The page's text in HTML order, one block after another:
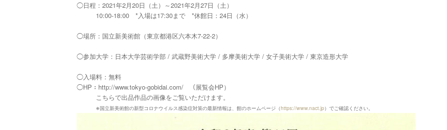
◯日程： 2021年2月20日（土）～2021年2月27日（土）
10:00-18:00 *入場は17:30まで *休館日：24日（水）
◯場所： 国立新美術館（東京都港区六本木7-22-2）
◯参加大学： 日本大学芸術学部 / 武蔵野美術大学 / 多摩美術大学 / 女子美術大学 / 東京造形大学
◯入場料：無料
◯HP： http://www.tokyo-gobidai.com/ （展覧会HP）
こちらで出品作品の画像をご覧いただけます。
※国立新美術館の新型コロナウイルス感染症対策の最新情報は、館のホームページ（https://www.nact.jp）でご確認ください。